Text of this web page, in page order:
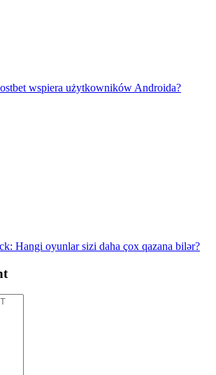
wspiera użytkowników Androida?
Hangi oyunlar sizi daha çox qazana bilər?